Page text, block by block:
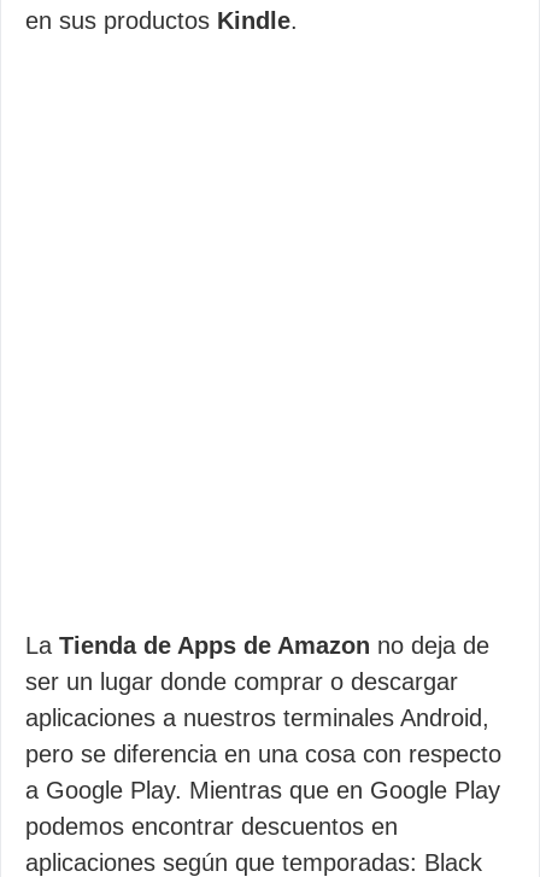
en sus productos Kindle.
La Tienda de Apps de Amazon no deja de
ser un lugar donde comprar o descargar
aplicaciones a nuestros terminales Android,
pero se diferencia en una cosa con respecto
a Google Play. Mientras que en Google Play
podemos encontrar descuentos en
aplicaciones según que temporadas: Black